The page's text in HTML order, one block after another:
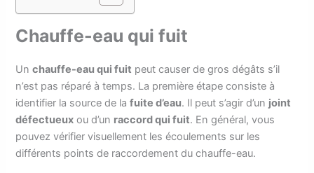
Chauffe-eau qui fuit
Unchauffe-eau qui fuit peut causer de gros dégâts s’il
n’est pas réparé à temps. La première étape consiste à
identifier la source de lafuite d’eau. Il peut s’agir d’un joint
défectueux ou d’un raccord qui fuit. En général, vous
pouvez vérifier visuellement les écoulements sur les
différents points de raccordement du chauffe-eau.